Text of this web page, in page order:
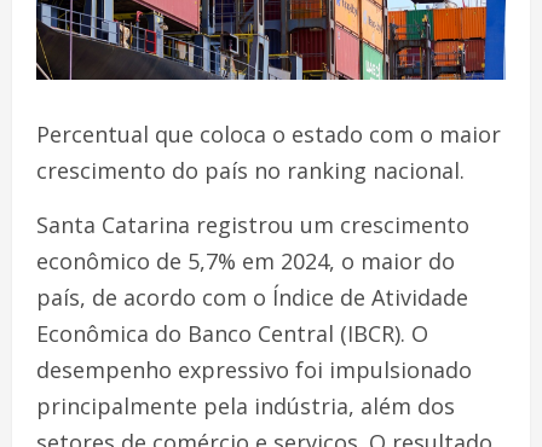
Percentual que coloca o estado com o maior
crescimento do país no ranking nacional.
Santa Catarina registrou um crescimento
econômico de 5,7% em 2024, o maior do
país, de acordo com o Índice de Atividade
Econômica do Banco Central (IBCR). O
desempenho expressivo foi impulsionado
principalmente pela indústria, além dos